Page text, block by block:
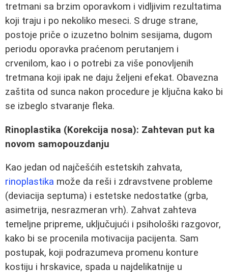
tretmani sa brzim oporavkom i vidljivim rezultatima
koji traju i po nekoliko meseci. S druge strane,
postoje priče o izuzetno bolnim sesijama, dugom
periodu oporavka praćenom perutanjem i
crvenilom, kao i o potrebi za više ponovljenih
tretmana koji ipak ne daju željeni efekat. Obavezna
zaštita od sunca nakon procedure je ključna kako bi
se izbeglo stvaranje fleka.
Rinoplastika (Korekcija nosa): Zahtevan put ka
novom samopouzdanju
Kao jedan od najčešćih estetskih zahvata,
rinoplastika može da reši i zdravstvene probleme
(deviacija septuma) i estetske nedostatke (grba,
asimetrija, nesrazmeran vrh). Zahvat zahteva
temeljne pripreme, uključujući i psihološki razgovor,
kako bi se procenila motivacija pacijenta. Sam
postupak, koji podrazumeva promenu konture
kostiju i hrskavice, spada u najdelikatnije u